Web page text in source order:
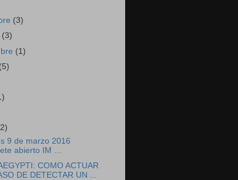
(3)
(3)
(1)
(5)
9 de marzo 2016
abierto IM ...
COMO ACTUAR
DE DETECTAR UN ...